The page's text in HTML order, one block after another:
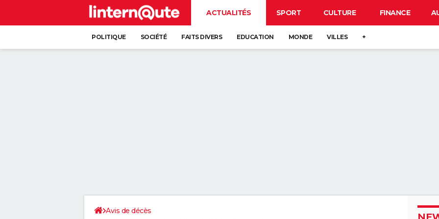
ACTUALITÉS SPORT CULTURE FINANCE
POLITIQUE SOCIÉTÉ FAITS DIVERS EDUCATION MONDE VILLES +
Avis de décès